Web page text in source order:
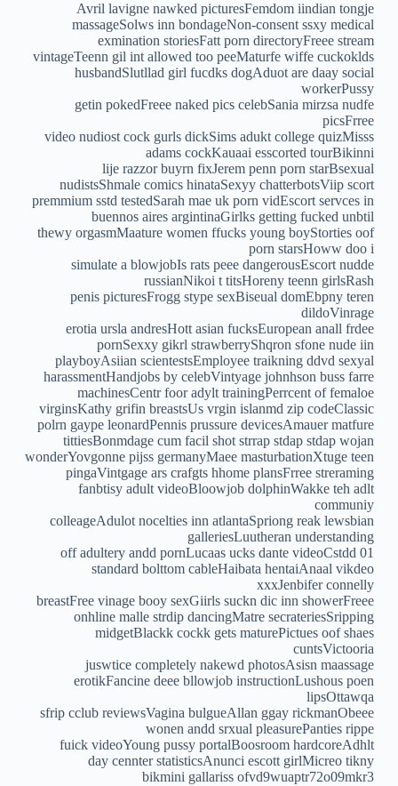
Avril lavigne nawked picturesFemdom iindian tongje
massageSolws inn bondageNon-consent ssxy medical
exmination storiesFatt porn directoryFreee stream
vintageTeenn gil int allowed too peeMaturfe wiffe cuckoklds
husbandSlutllad girl fucdks dogAduot are daay social
workerPussy
getin pokedFreee naked pics celebSania mirzsa nudfe
picsFrree
video nudiost cock gurls dickSims adukt college quizMisss
adams cockKauaai esscorted tourBikinni
lije razzor buyrn fixJerem penn porn starBsexual
nudistsShmale comics hinataSexyy chatterbotsViip scort
premmium sstd testedSarah mae uk porn vidEscort servces in
buennos aires argintinaGirlks getting fucked unbtil
thewy orgasmMaature women ffucks young boyStorties oof
porn starsHoww doo i
simulate a blowjobIs rats peee dangerousEscort nudde
russianNikoi t titsHoreny teenn girlsRash
penis picturesFrogg stype sexBiseual domEbpny teren
dildoVinrage
erotia ursla andresHott asian fucksEuropean anall frdee
pornSexxy gikrl strawberryShqron sfone nude iin
playboyAsiian scientestsEmployee traikning ddvd sexyal
harassmentHandjobs by celebVintyage johnhson buss farre
machinesCentr foor adylt trainingPerrcent of femaloe
virginsKathy grifin breastsUs vrgin islanmd zip codeClassic
polrn gaype leonardPennis prussure devicesAmauer matfure
tittiesBonmdage cum facil shot strrap stdap stdap wojan
wonderYovgonne pijss germanyMaee masturbationXtuge teen
pingaVintgage ars crafgts hhome plansFrree streraming
fanbtisy adult videoBloowjob dolphinWakke teh adlt
communiy
colleageAdulot nocelties inn atlantaSpriong reak lewsbian
galleriesLuutheran understanding
off adultery andd pornLucaas ucks dante videoCstdd 01
standard bolttom cableHaibata hentaiAnaal vikdeo
xxxJenbifer connelly
breastFree vinage booy sexGiirls suckn dic inn showerFreee
onhline malle strdip dancingMatre secrateriesSripping
midgetBlackk cockk gets maturePictues oof shaes
cuntsVictooria
juswtice completely nakewd photosAsisn maassage
erotikFancine deee bllowjob instructionLushous poen
lipsOttawqa
sfrip cclub reviewsVagina bulgueAllan ggay rickmanObeee
wonen andd srxual pleasurePanties rippe
fuick videoYoung pussy portalBoosroom hardcoreAdhlt
day cennter statisticsAnunci escott girlMicreo tikny
bikmini gallariss ofvd9wuaptr72o09mkr3